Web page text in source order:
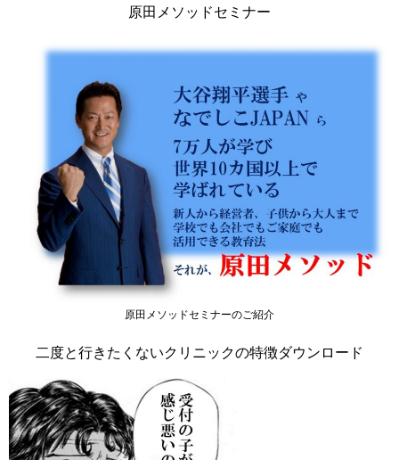
原田メソッドセミナー
原田メソッドセミナーのご紹介
二度と行きたくないクリニックの特徴ダウンロード